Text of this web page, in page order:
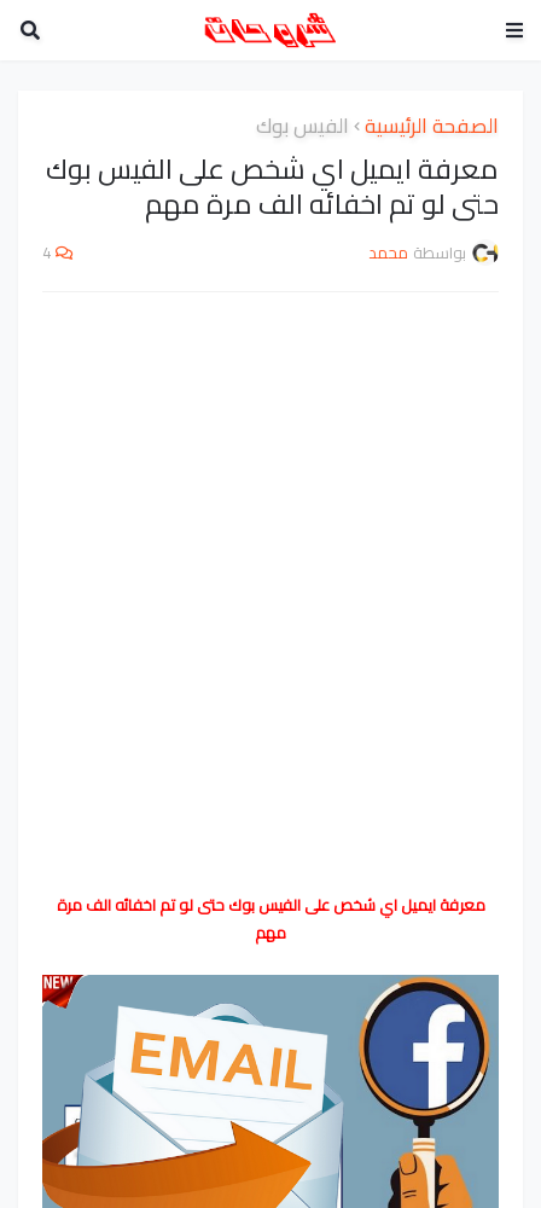
الصفحة الرئيسية الفيس بوك
معرفة ايميل اي شخص على الفيس بوك
حتى لو تم اخفائه الف مرة مهم
بواسطة محمد 4
معرفة ايميل اي شخص على الفيس بوك حتى لو تم اخفائه الف مرة
مهم